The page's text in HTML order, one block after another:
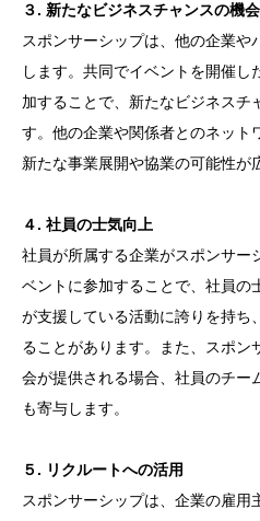
３. 新たなビジネスチャンスの機会
スポンサーシップは、他の企業
します。共同でイベントを開催し
加することで、新たなビジネスチ
す。他の企業や関係者とのネット
新たな事業展開や協業の可能性が
４. 社員の士気向上
社員が所属する企業がスポンサー
ベントに参加することで、社員の
が支援している活動に誇りを持ち
ることがあります。また、スポン
会が提供される場合、社員のチー
も寄与します。
５. リクルートへの活用
スポンサーシップは、企業の雇用